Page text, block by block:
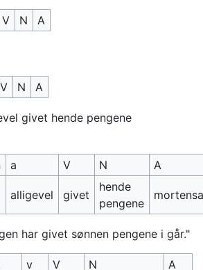
V N A
V N A
givet hende pengene
a V N A
alligevel givet
hende
pengene
har givet sønnen pengene i går."
v V N A